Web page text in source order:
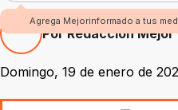
Agrega Mejorinformado a tus
Por Redacción
Domingo, 19 de enero de